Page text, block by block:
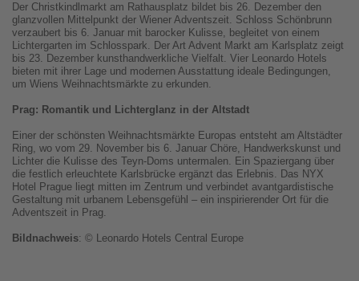
Der Christkindlmarkt am Rathausplatz bildet bis 26. Dezember den
glanzvollen Mittelpunkt der Wiener Adventszeit. Schloss Schönbrunn
verzaubert bis 6. Januar mit barocker Kulisse, begleitet von einem
Lichtergarten im Schlosspark. Der Art Advent Markt am Karlsplatz zeigt
bis 23. Dezember kunsthandwerkliche Vielfalt. Vier Leonardo Hotels
bieten mit ihrer Lage und modernen Ausstattung ideale Bedingungen,
um Wiens Weihnachtsmärkte zu erkunden.
Prag: Romantik und Lichterglanz in der Altstadt
Einer der schönsten Weihnachtsmärkte Europas entsteht am Altstädter
Ring, wo vom 29. November bis 6. Januar Chöre, Handwerkskunst und
Lichter die Kulisse des Teyn-Doms untermalen. Ein Spaziergang über
die festlich erleuchtete Karlsbrücke ergänzt das Erlebnis. Das NYX
Hotel Prague liegt mitten im Zentrum und verbindet avantgardistische
Gestaltung mit urbanem Lebensgefühl – ein inspirierender Ort für die
Adventszeit in Prag.
Bildnachweis: © Leonardo Hotels Central Europe